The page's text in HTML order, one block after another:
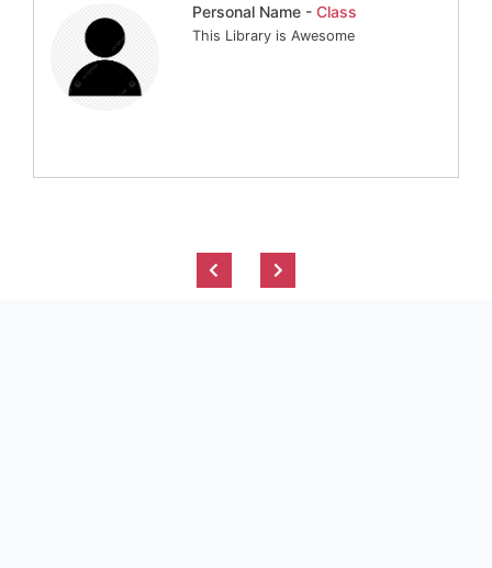
Personal Name - Class
This Library is Awesome
PreviousNext